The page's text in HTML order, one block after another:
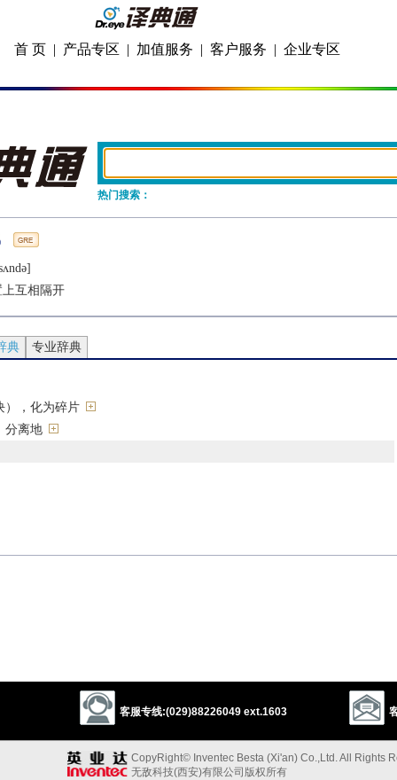
首 页 | 产品专区 | 加值服务 | 客户服务 | 企业专区
热门搜索：
互相隔开
典 专业辞典
），化为碎片
分离地
a separate place’.
以上来源于：《简明牛津英语词典》
客服专线:(029)88226049 ext.1603
CopyRight© Inventec Besta (Xi'an) Co.,Ltd. All Rights
无敌科技(西安)有限公司版权所有